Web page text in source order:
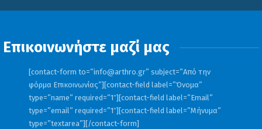
Επικοινωνήστε μαζί μας
[contact-form to=”info@arthro.gr” subject=”Από την
φόρμα Επικοινωνίας”][contact-field label=”Όνομα”
type=”name” required=”1″][contact-field label=”Email”
type=”email” required=”1″][contact-field label=”Μήνυμα”
type=”textarea”][/contact-form]